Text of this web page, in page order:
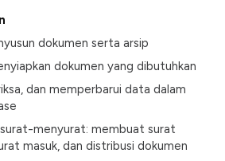
dokumen serta arsip
dokumen yang dibutuhkan
dan memperbarui data dalam
menyurat: membuat surat
masuk, dan distribusi dokumen